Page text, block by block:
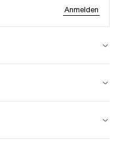
Anmelden